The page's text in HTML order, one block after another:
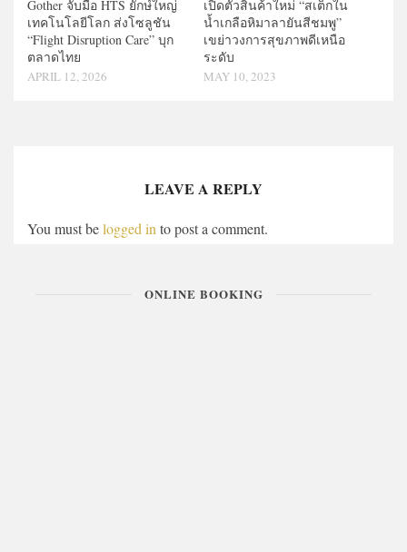
Gother จับมือ HTS ยักษ์ใหญ่
เทคโนโลยีโลก ส่งโซลูชัน
“Flight Disruption Care” บุก
ตลาดไทย
APRIL 12, 2026
เปิดตัวสินค้าใหม่ “สเต็กใน
น้ำเกลือหิมาลายันสีชมพู”
เขย่าวงการสุขภาพดีเหนือ
ระดับ
MAY 10, 2023
LEAVE A REPLY
You must belogged in to post a comment.
ONLINE BOOKING